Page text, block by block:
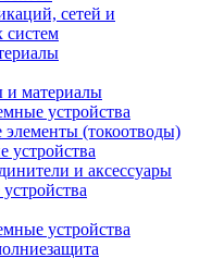
сетей и
материалы
устройства
(токоотводы)
устройства
и аксессуары
устройства